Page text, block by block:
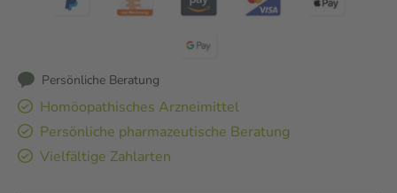
Persönliche Beratung
Homöopathisches Arzneimittel
Persönliche pharmazeutische Beratung
Vielfältige Zahlarten